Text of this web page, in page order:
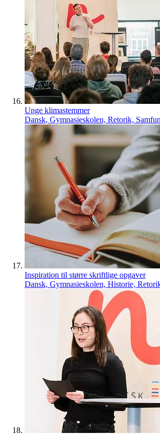
Unge klimastemmer
Dansk, Gymnasieskolen, Retorik,
Inspiration til større skriftlige opgaver
Dansk, Gymnasieskolen, Historie,